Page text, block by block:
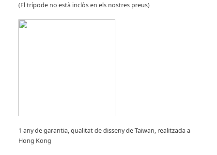
(El trípode no està inclòs en els nostres preus)
1 any de garantia, qualitat de disseny de Taiwan, realitzada a
Hong Kong